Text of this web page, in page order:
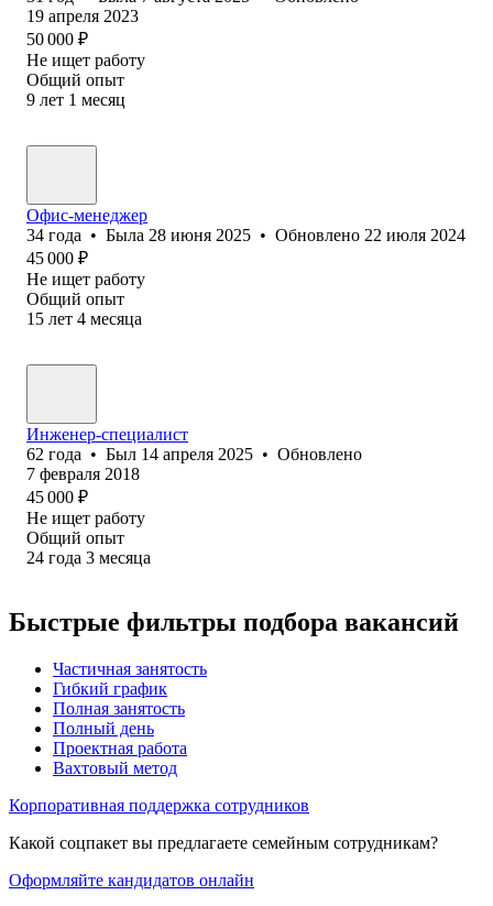
19 апреля 2023
50 000 ₽
Не ищет работу
Общий опыт
9 лет 1 месяц
Офис-менеджер
34 года • Была 28 июня 2025 • Обновлено 22 июля 2024
45 000 ₽
Не ищет работу
Общий опыт
15 лет 4 месяца
Инженер-специалист
62 года • Был 14 апреля 2025 • Обновлено
7 февраля 2018
45 000 ₽
Не ищет работу
Общий опыт
24 года 3 месяца
Быстрые фильтры подбора вакансий
Частичная занятость
Гибкий график
Полная занятость
Полный день
Проектная работа
Вахтовый метод
Корпоративная поддержка сотрудников
Какой соцпакет вы предлагаете семейным сотрудникам?
Оформляйте кандидатов онлайн